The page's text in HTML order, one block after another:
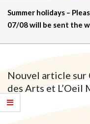
Navigation
Menu
Summer holidays –
07/08 will be sent the
Nouvel article sur
des Arts et L’Oeil